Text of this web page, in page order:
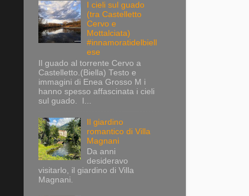
I cieli sul guado
(tra Castelletto
Cervo e
Mottalciata)
#innamoratidelbiell
ese
Il guado al torrente Cervo a
Castelletto.(Biella) Testo e
immagini di Enea Grosso M i
hanno spesso affascinata i cieli
sul guado. I...
Il giardino
romantico di Villa
Magnani
Da anni
desideravo
visitarlo, il giardino di Villa
Magnani.